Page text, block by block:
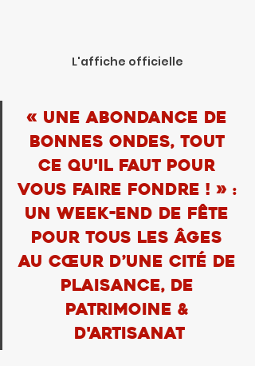
L'affiche officielle
« Une abondance de
bonnes ondes, tout
ce qu'il faut pour
vous faire fondre ! » :
Un week-end de fête
pour tous les âges
au cœur d’une cité de
plaisance, de
patrimoine &
d'artisanat